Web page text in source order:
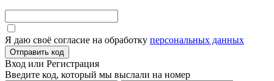
Я даю своё согласие на обработку персональных данных
Отправить код
Вход или Регистрация
Введите код, который мы выслали на номер